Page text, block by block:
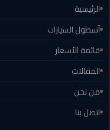
السويس
العين
السخنة
ليموزين
الغردقة
الرئيسية
أسطول السيارات
قائمة الأسعار
المقالات
من نحن
اتصل بنا